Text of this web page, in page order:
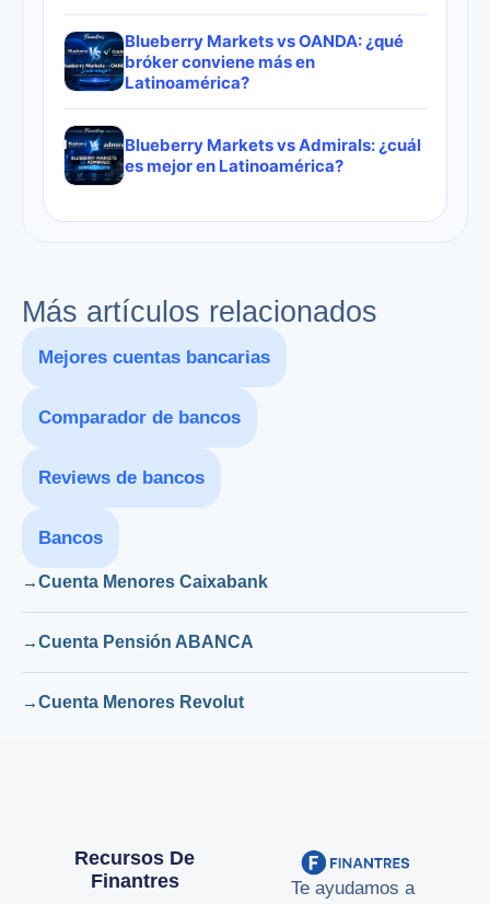
Blueberry Markets vs OANDA: ¿qué
bróker conviene más en
Latinoamérica?
Blueberry Markets vs Admirals: ¿cuál
es mejor en Latinoamérica?
Más artículos relacionados
Mejores cuentas bancarias
Comparador de bancos
Reviews de bancos
Bancos
Cuenta Menores Caixabank
Cuenta Pensión ABANCA
Cuenta Menores Revolut
Te ayudamos a
Recursos De
Finantres